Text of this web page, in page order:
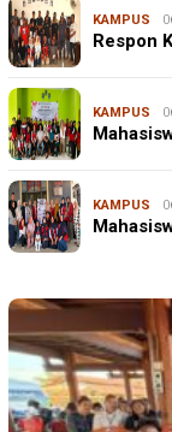
KAMPUS
Respon
KAMPUS
KAMPUS